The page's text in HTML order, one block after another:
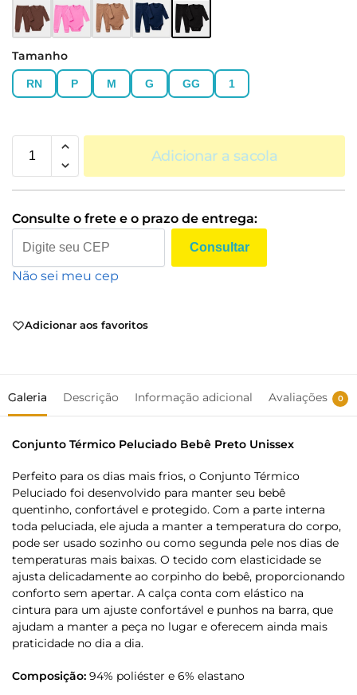
Tamanho
RN P M G GG 1
Adicionar a sacola
Consulte o frete e o prazo de entrega:
Consultar
Não sei meu cep
Adicionar aos favoritos
Galeria Descrição Informação adicional Avaliações 0
Conjunto Térmico Peluciado Bebê Preto Unissex
Perfeito para os dias mais frios, o Conjunto Térmico
Peluciado foi desenvolvido para manter seu bebê
quentinho, confortável e protegido. Com a parte interna
toda peluciada, ele ajuda a manter a temperatura do corpo,
pode ser usado sozinho ou como segunda pele nos dias de
temperaturas mais baixas. O tecido com elasticidade se
ajusta delicadamente ao corpinho do bebê, proporcionando
conforto sem apertar. A calça conta com elástico na
cintura para um ajuste confortável e punhos na barra, que
ajudam a manter a peça no lugar e oferecem ainda mais
praticidade no dia a dia.
Composição: 94% poliéster e 6% elastano